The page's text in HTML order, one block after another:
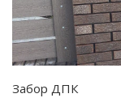
Забор ДПК